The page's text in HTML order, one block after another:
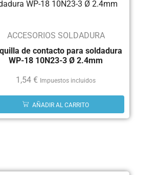
ACCESORIOS SOLDADURA
de contacto para soldadura
WP-18 10N23-3 Ø 2.4mm
1,54€ Impuestos incluidos
AÑADIR AL CARRITO